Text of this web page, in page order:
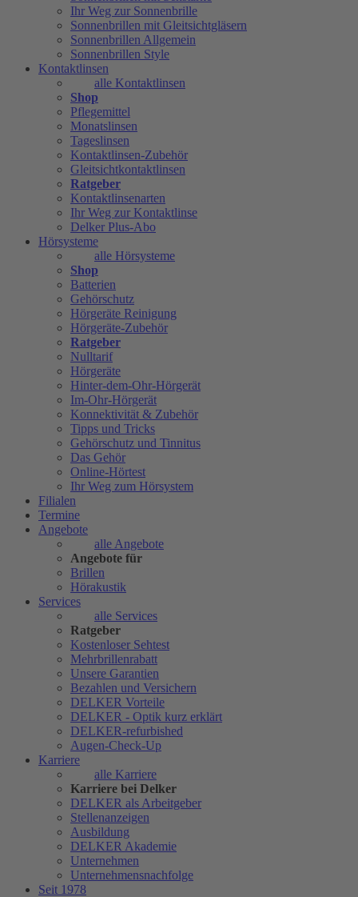
Ihr Weg zur Sonnenbrille
Sonnenbrillen mit Gleitsichtgläsern
Sonnenbrillen Allgemein
Sonnenbrillen Style
Kontaktlinsen
alle Kontaktlinsen
Shop
Pflegemittel
Monatslinsen
Tageslinsen
Kontaktlinsen-Zubehör
Gleitsichtkontaktlinsen
Ratgeber
Kontaktlinsenarten
Ihr Weg zur Kontaktlinse
Delker Plus-Abo
Hörsysteme
alle Hörsysteme
Shop
Batterien
Gehörschutz
Hörgeräte Reinigung
Hörgeräte-Zubehör
Ratgeber
Nulltarif
Hörgeräte
Hinter-dem-Ohr-Hörgerät
Im-Ohr-Hörgerät
Konnektivität & Zubehör
Tipps und Tricks
Gehörschutz und Tinnitus
Das Gehör
Online-Hörtest
Ihr Weg zum Hörsystem
Filialen
Termine
Angebote
alle Angebote
Angebote für
Brillen
Hörakustik
Services
alle Services
Ratgeber
Kostenloser Sehtest
Mehrbrillenrabatt
Unsere Garantien
Bezahlen und Versichern
DELKER Vorteile
DELKER - Optik kurz erklärt
DELKER-refurbished
Augen-Check-Up
Karriere
alle Karriere
Karriere bei Delker
DELKER als Arbeitgeber
Stellenanzeigen
Ausbildung
DELKER Akademie
Unternehmen
Unternehmensnachfolge
Seit 1978